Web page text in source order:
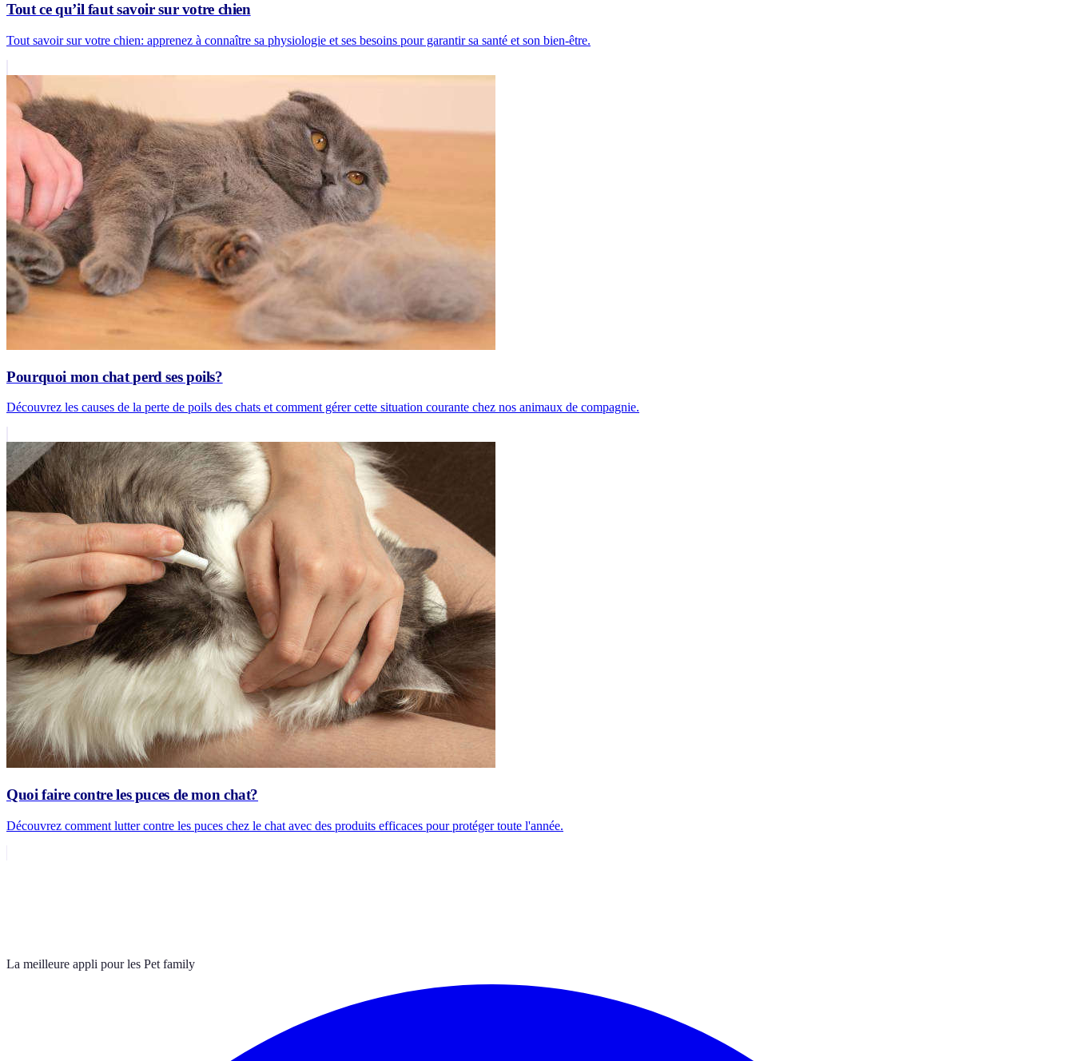
Tout ce qu’il faut savoir sur votre chien
Tout savoir sur votre chien: apprenez à connaître sa physiologie et ses besoins pour garantir sa santé et son bien-être.
Pourquoi mon chat perd ses poils?
Découvrez les causes de la perte de poils des chats et comment gérer cette situation courante chez nos animaux de compagnie.
Quoi faire contre les puces de mon chat?
Découvrez comment lutter contre les puces chez le chat avec des produits efficaces pour protéger toute l'année.
La meilleure appli pour les Pet family